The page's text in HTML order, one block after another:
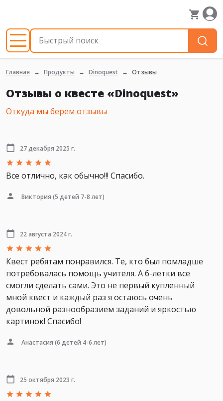
Главная Продукты Dinoquest Отзывы
Отзывы о квесте «Dinoquest»
Откуда мы берем отзывы
27 декабря 2025 г.
Все отлично, как обычно!!! Спасибо.
Виктория (5 детей 7-8 лет)
22 августа 2024 г.
Квест ребятам понравился. Те, кто был помладше
потребовалась помощь учителя. А 6-летки все
смогли сделать сами. Это не первый купленный
мной квест и каждый раз я остаюсь очень
довольной разнообразием заданий и яркостью
картинок! Спасибо!
Анастасия (6 детей 4-6 лет)
25 октября 2023 г.